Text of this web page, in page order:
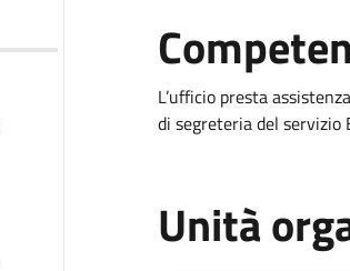
L’ufficio presta
di segreteria del servizio
Unità